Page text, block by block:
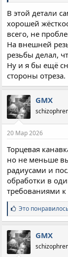
В этой детали
хорошей
всего, не
На внешней
резьбы делал,
Ну и я бы ещё
стороны отреза.
GMX
20 Мар 2026
Торцевая
но не меньше
радиусами и
обработки в
требованиями к
С
и
м
п
а
т
Это
GMX